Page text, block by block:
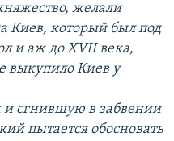
желали
Киев, который был под
и аж до ХVII века,
выкупило Киев у
сгнившую в забвении
пытается обосновать